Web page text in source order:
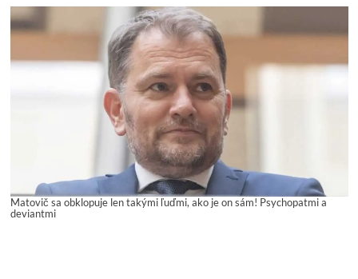
Matovič sa obklopuje len takými ľuďmi, ako je on sám! Psychopatmi a
deviantmi